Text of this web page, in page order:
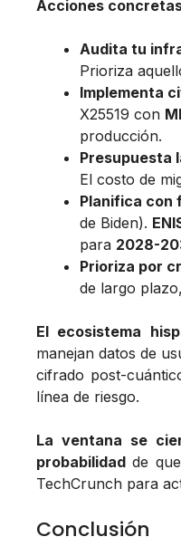
Acciones
Audita tu
Prioriza
Implementa
X25519 con
producción.
Presupuesta
El costo de
Planifica con
de Biden).
para 2028-
Prioriza por
de largo
El ecosistema
manejan datos de
cifrado post-
línea de riesgo.
La ventana se
probabilidad de
TechCrunch para
Conclusión